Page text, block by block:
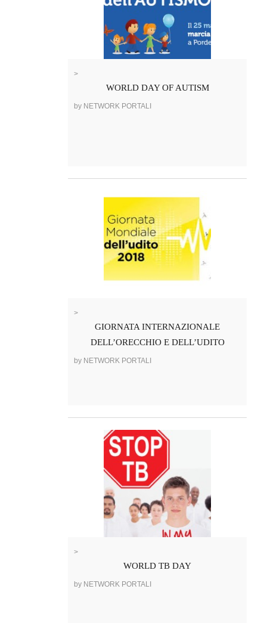
>
WORLD DAY OF AUTISM
by NETWORK PORTALI
>
GIORNATA INTERNAZIONALE
DELL’ORECCHIO E DELL’UDITO
by NETWORK PORTALI
>
WORLD TB DAY
by NETWORK PORTALI